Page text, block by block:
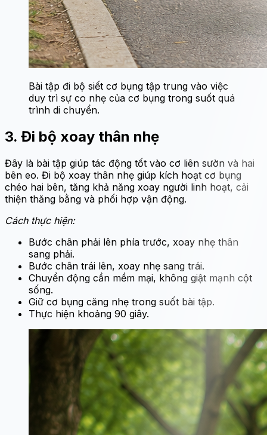
Bài tập đi bộ siết cơ bụng tập trung vào việc
duy trì sự co nhẹ của cơ bụng trong suốt quá
trình di chuyển.
3. Đi bộ xoay thân nhẹ
Đây là bài tập giúp tác động tốt vào cơ liên sườn và hai
bên eo. Đi bộ xoay thân nhẹ giúp kích hoạt cơ bụng
chéo hai bên, tăng khả năng xoay người linh hoạt, cải
thiện thăng bằng và phối hợp vận động.
Cách thực hiện:
Bước chân phải lên phía trước, xoay nhẹ thân
sang phải.
Bước chân trái lên, xoay nhẹ sang trái.
Chuyển động cần mềm mại, không giật mạnh cột
sống.
Giữ cơ bụng căng nhẹ trong suốt bài tập.
Thực hiện khoảng 90 giây.